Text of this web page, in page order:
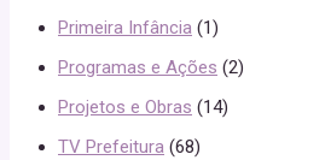
Primeira Infância (1)
Programas e Ações (2)
Projetos e Obras (14)
TV Prefeitura (68)